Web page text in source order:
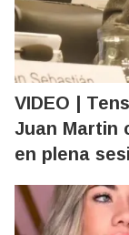
VIDEO |
Juan Martin
en plena